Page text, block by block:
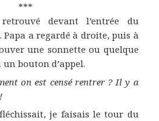
***
devant l’entrée du
a regardé à droite, puis à
une sonnette ou quelque
bouton d’appel.
on est censé rentrer ? Il y a
je faisais le tour du